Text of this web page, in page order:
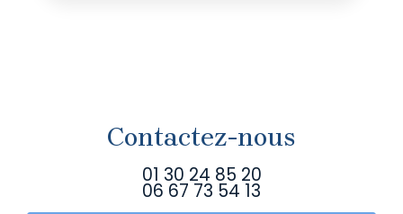
Contactez-nous
01 30 24 85 20
06 67 73 54 13